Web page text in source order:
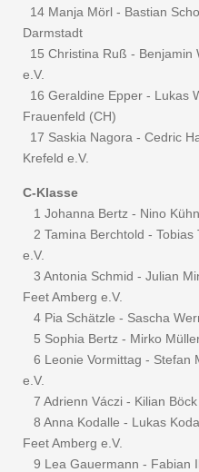
14 Manja Mörl - Bastian
Darmstadt
15 Christina Ruß - Benjamin
e.V.
16 Geraldine Epper - Lukas
Frauenfeld (CH)
17 Saskia Nagora - Cedric
Krefeld e.V.
C-Klasse
1 Johanna Bertz - Nino
2 Tamina Berchtold -
e.V.
3 Antonia Schmid - Julian
Feet Amberg e.V.
4 Pia Schätzle - Sascha
5 Sophia Bertz - Mirko
6 Leonie Vormittag - Stefan
e.V.
7 Adrienn Váczi - Kilian
8 Anna Kodalle - Lukas
Feet Amberg e.V.
9 Lea Gauermann - Fabian